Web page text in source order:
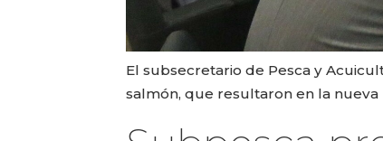
El subsecretario de Pesca y
salmón, que resultaron en la nueva